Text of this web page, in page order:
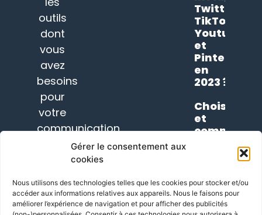
Gérer le consentement aux
cookies
Nous utilisons des technologies telles que les cookies pour stocker et/ou
accéder aux informations relatives aux appareils. Nous le faisons pour
améliorer l’expérience de navigation et pour afficher des publicités
outils
dont
vous
avez
besoins
pour
votre
communication
depuis
En
savoir
plus
Twitter,
TikTok,
Youtube
et
Pinterest
en
2023 ?
Choisir
et
en
2023